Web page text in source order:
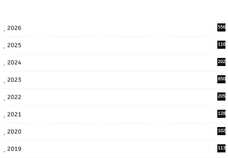
2026 556
2025
110
2024
202
2023 850
2022
205
2021
128
2020
102
2019
113